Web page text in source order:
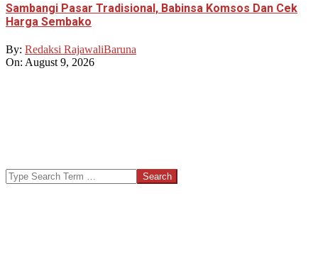
Sambangi Pasar Tradisional, Babinsa Komsos Dan Cek
Harga Sembako
By: Redaksi RajawaliBaruna
On: August 9, 2026
Search